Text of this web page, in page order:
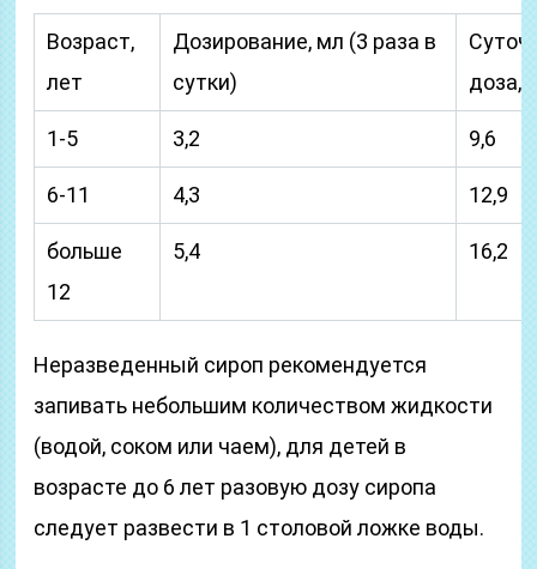
Возраст,
лет
Дозирование, мл (3 раза в
сутки)
доза,
1-5 3,2 9,6
6-11 4,3 12,9
больше
12
5,4 16,2
Неразведенный сироп рекомендуется
запивать небольшим количеством жидкости
(водой, соком или чаем), для детей в
возрасте до 6 лет разовую дозу сиропа
следует развести в 1 столовой ложке воды.